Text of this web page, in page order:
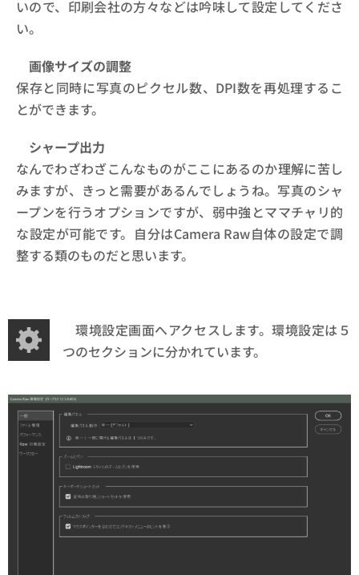
いので、印刷会社の方々などは吟味して設定してくださ
い。
画像サイズの調整
保存と同時に写真のピクセル数、DPI数を再処理するこ
とができます。
シャープ出力
なんでわざわざこんなものがここにあるのか理解に苦し
みますが、きっと需要があるんでしょうね。写真のシャ
ープンを行うオプションですが、弱中強とママチャリ的
な設定が可能です。自分はCamera Raw自体の設定で調
整する類のものだと思います。
環境設定画面へアクセスします。環境設定は５
つのセクションに分かれています。